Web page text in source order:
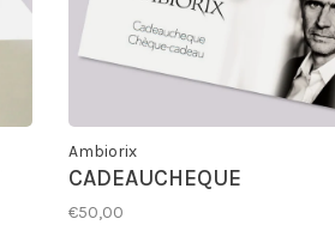
Ambiorix
CADEAUCHEQUE
€50,00